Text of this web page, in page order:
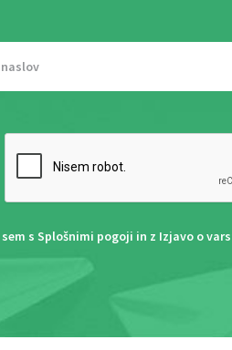
s Splošnimi pogoji in z Izjavo o